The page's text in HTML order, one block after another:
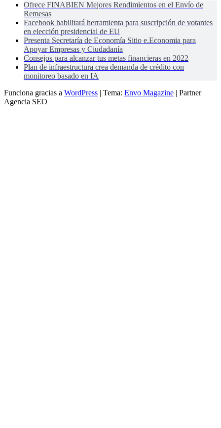
Ofrece FINABIEN Mejores Rendimientos en el Envío de
Remesas
Facebook habilitará herramienta para suscripción de votantes
en elección presidencial de EU
Presenta Secretaría de Economía Sitio e.Economia para
Apoyar Empresas y Ciudadanía
Consejos para alcanzar tus metas financieras en 2022
Plan de infraestructura crea demanda de crédito con
monitoreo basado en IA
Funciona gracias a WordPress | Tema: Envo Magazine | Partner
Agencia SEO